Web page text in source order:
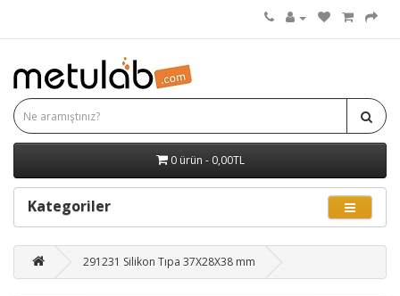
0 ürün - 0,00TL
Kategoriler
291231 Silikon Tıpa 37X28X38 mm